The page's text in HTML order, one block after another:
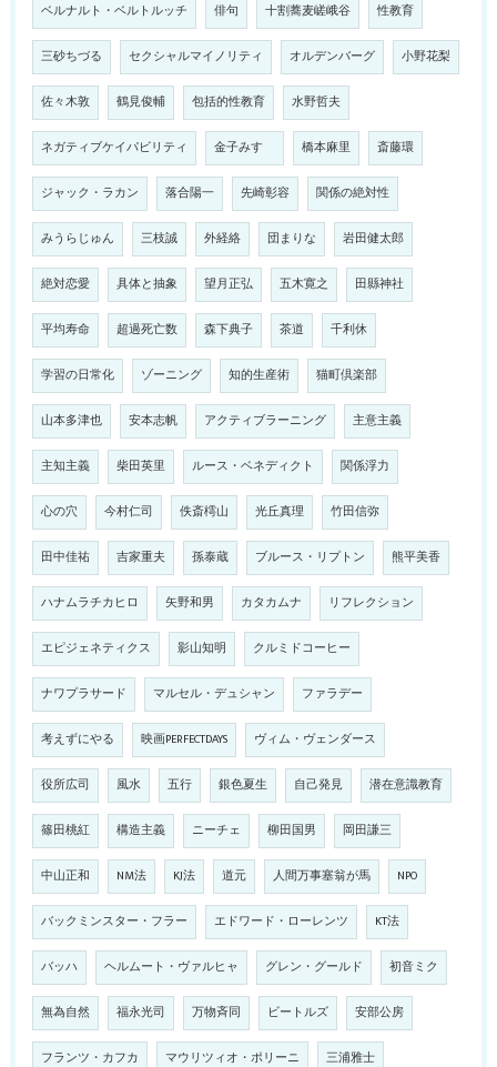
ベルナルト・ベルトルッチ 俳句 十割蕎麦嵯峨谷 性教育
三砂ちづる セクシャルマイノリティ オルデンバーグ 小野花梨
佐々木敦 鶴見俊輔 包括的性教育 水野哲夫
ネガティブケイパビリティ 金子みすゞ 橋本麻里 斎藤環
ジャック・ラカン 落合陽一 先崎彰容 関係の絶対性
みうらじゅん 三枝誠 外経絡 団まりな 岩田健太郎
絶対恋愛 具体と抽象 望月正弘 五木寛之 田縣神社
平均寿命 超過死亡数 森下典子 茶道 千利休
学習の日常化 ゾーニング 知的生産術 猫町倶楽部
山本多津也 安本志帆 アクティブラーニング 主意主義
主知主義 柴田英里 ルース・ベネディクト 関係浮力
心の穴 今村仁司 佚斎樗山 光丘真理 竹田信弥
田中佳祐 吉家重夫 孫泰蔵 ブルース・リプトン 熊平美香
ハナムラチカヒロ 矢野和男 カタカムナ リフレクション
エピジェネティクス 影山知明 クルミドコーヒー
ナワプラサード マルセル・デュシャン ファラデー
考えずにやる 映画PERFECTDAYS ヴィム・ヴェンダース
役所広司 風水 五行 銀色夏生 自己発見 潜在意識教育
篠田桃紅 構造主義 ニーチェ 柳田国男 岡田謙三
中山正和 NM法 KJ法 道元 人間万事塞翁が馬 NPO
バックミンスター・フラー エドワード・ローレンツ KT法
バッハ ヘルムート・ヴァルヒャ グレン・グールド 初音ミク
無為自然 福永光司 万物斉同 ビートルズ 安部公房
フランツ・カフカ マウリツィオ・ポリーニ 三浦雅士